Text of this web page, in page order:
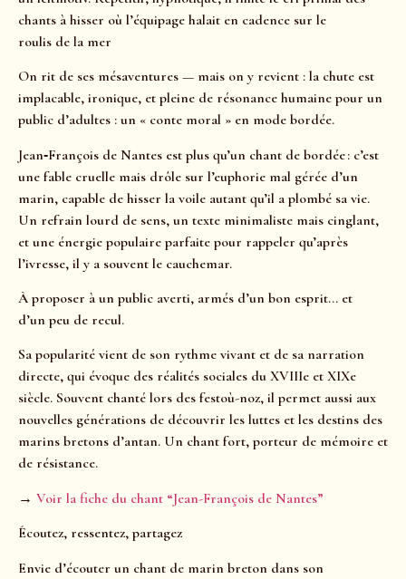
chants à hisser où l’équipage halait en cadence sur le
roulis de la mer
On rit de ses mésaventures — mais on y revient : la chute est
implacable, ironique, et pleine de résonance humaine pour un
public d’adultes : un « conte moral » en mode bordée.
Jean‑François de Nantes est plus qu’un chant de bordée : c’est
une fable cruelle mais drôle sur l’euphorie mal gérée d’un
marin, capable de hisser la voile autant qu’il a plombé sa vie.
Un refrain lourd de sens, un texte minimaliste mais cinglant,
et une énergie populaire parfaite pour rappeler qu’après
l’ivresse, il y a souvent le cauchemar.
À proposer à un public averti, armés d’un bon esprit… et
d’un peu de recul.
Sa popularité vient de son rythme vivant et de sa narration
directe, qui évoque des réalités sociales du XVIIIe et XIXe
siècle. Souvent chanté lors des festoù-noz, il permet aussi aux
nouvelles générations de découvrir les luttes et les destins des
marins bretons d’antan. Un chant fort, porteur de mémoire et
de résistance.
→ Voir la fiche du chant “Jean-François de Nantes”
Écoutez, ressentez, partagez
Envie d’écouter un chant de marin breton dans son